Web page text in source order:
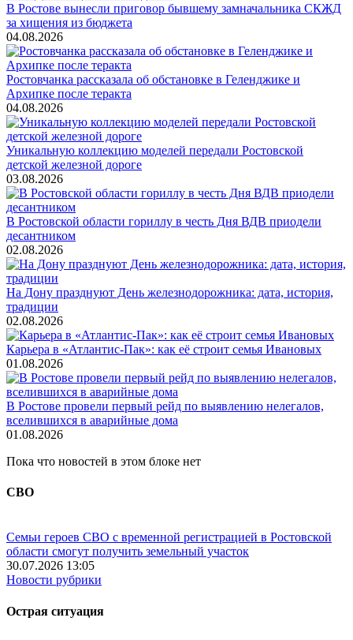
В Ростове вынесли приговор бывшему замначальника СКЖД
за хищения из бюджета
04.08.2026
Ростовчанка рассказала об обстановке в Геленджике и
Архипке после теракта
04.08.2026
Уникальную коллекцию моделей передали Ростовской
детской железной дороге
03.08.2026
В Ростовской области гориллу в честь Дня ВДВ приодели
десантником
02.08.2026
На Дону празднуют День железнодорожника: дата, история,
традиции
02.08.2026
Карьера в «Атлантис-Пак»: как её строит семья Ивановых
01.08.2026
В Ростове провели первый рейд по выявлению нелегалов,
вселившихся в аварийные дома
01.08.2026
Пока что новостей в этом блоке нет
СВО
Семьи героев СВО с временной регистрацией в Ростовской
области смогут получить земельный участок
30.07.2026 13:05
Новости рубрики
Острая ситуация